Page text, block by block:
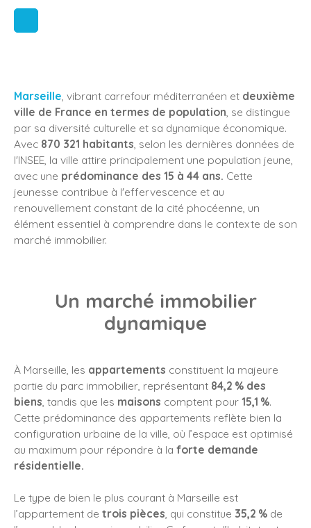
Marseille , vibrant carrefour méditerranéen et deuxième
ville de France en termes de population , se distingue
par sa diversité culturelle et sa dynamique économique.
Avec 870 321 habitants , selon les dernières données de
l'INSEE, la ville attire principalement une population jeune,
avec une prédominance des 15 à 44 ans. Cette
jeunesse contribue à l'effervescence et au
renouvellement constant de la cité phocéenne, un
élément essentiel à comprendre dans le contexte de son
marché immobilier.
Un marché immobilier
dynamique
À Marseille, les appartements constituent la majeure
partie du parc immobilier, représentant 84,2 % des
biens , tandis que les maisons comptent pour 15,1 %.
Cette prédominance des appartements reflète bien la
configuration urbaine de la ville, où l’espace est optimisé
au maximum pour répondre à la forte demande
résidentielle.
Le type de bien le plus courant à Marseille est
l’appartement de trois pièces , qui constitue 35,2 % de